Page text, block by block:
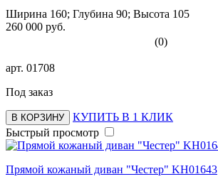
Ширина 160; Глубина 90; Высота 105
260 000 руб.
(0)
арт. 01708
Под заказ
В КОРЗИНУ
КУПИТЬ В 1 КЛИК
Быстрый просмотр
Прямой кожаный диван "Честер" KH01643